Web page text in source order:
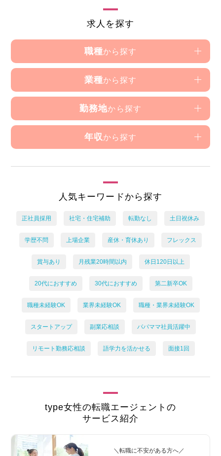
求人を探す
職種から探す
業種から探す
勤務地から探す
年収 から探す
人気キーワードから探す
正社員採用 社宅・住宅補助 転勤なし 土日祝休み
学歴不問 上場企業 産休・育休あり フレックス
賞与あり 月残業20時間以内 休日120日以上
20代におすすめ 30代におすすめ 第二新卒OK
職種未経験OK 業界未経験OK 職種・業界未経験OK
スタートアップ 副業応相談 パパママ社員活躍中
リモート勤務応相談 語学力を活かせる 面接1回
type女性の転職エージェントの
サービス紹介
＼転職に不安がある方へ／